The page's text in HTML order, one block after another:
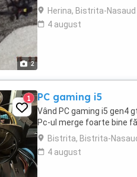
2
Herina, Bistrita-Nasaud
4 august
1 PC gaming i5
Vând PC gaming i5 gen4
Pc-ul merge foarte bine
Bistrita, Bistrita-
4 august